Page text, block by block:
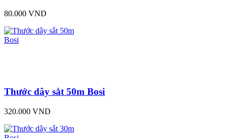
80.000 VND
Thước dây sắt 50m Bosi
320.000 VND